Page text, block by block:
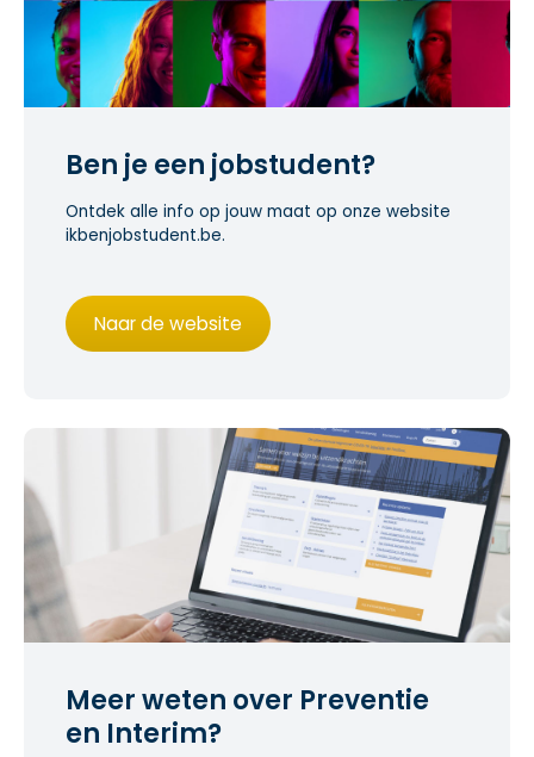
Ben je een jobstudent?
Ontdek alle info op jouw maat op onze website
ikbenjobstudent.be.
Naar de website
Meer weten over Preventie
en Interim?